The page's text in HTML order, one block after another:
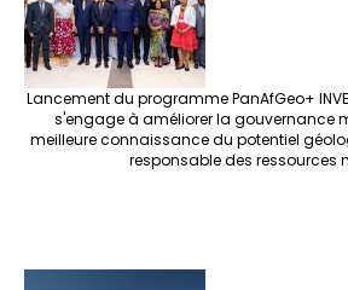
Lancement du programme PanAfGeo+
s'engage à améliorer la gouvernance
meilleure connaissance du potentiel
responsable des ressources